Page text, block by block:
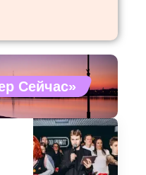
Сейчас»